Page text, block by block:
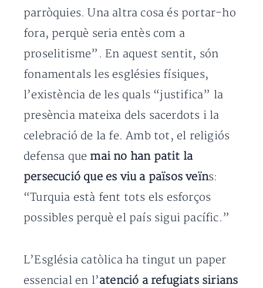
parròquies. Una altra cosa és portar-ho
fora, perquè seria entès com a
proselitisme”. En aquest sentit, són
fonamentals les esglésies físiques,
l’existència de les quals “justifica” la
presència mateixa dels sacerdots i la
celebració de la fe. Amb tot, el religiós
defensa que mai no han patit la
persecució que es viu a països veïns:
“Turquia està fent tots els esforços
possibles perquè el país sigui pacífic.”
L’Església catòlica ha tingut un paper
essencial en l’atenció a refugiats sirians